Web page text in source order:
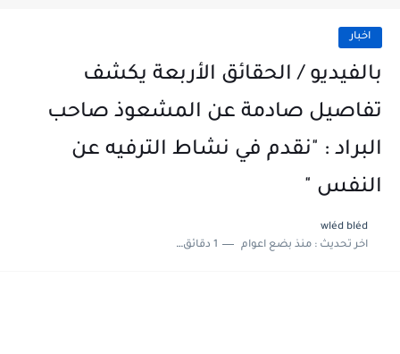
اخبار
بالفيديو / الحقائق الأربعة يكشف
تفاصيل صادمة عن المشعوذ صاحب
البراد : "نقدم في نشاط الترفيه عن
النفس "
wléd bléd
اخر تحديث :منذ بضع اعوام 1 دقائق للقراءة